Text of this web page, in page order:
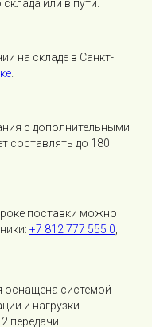
или в пути.
на складе в Санкт-
.
с дополнительными
составлять до 180
поставки можно
+7 812 777 555 0,
оснащена системой
и нагрузки
передачи